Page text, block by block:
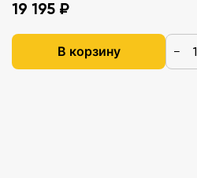
19 195 ₽
В корзину −